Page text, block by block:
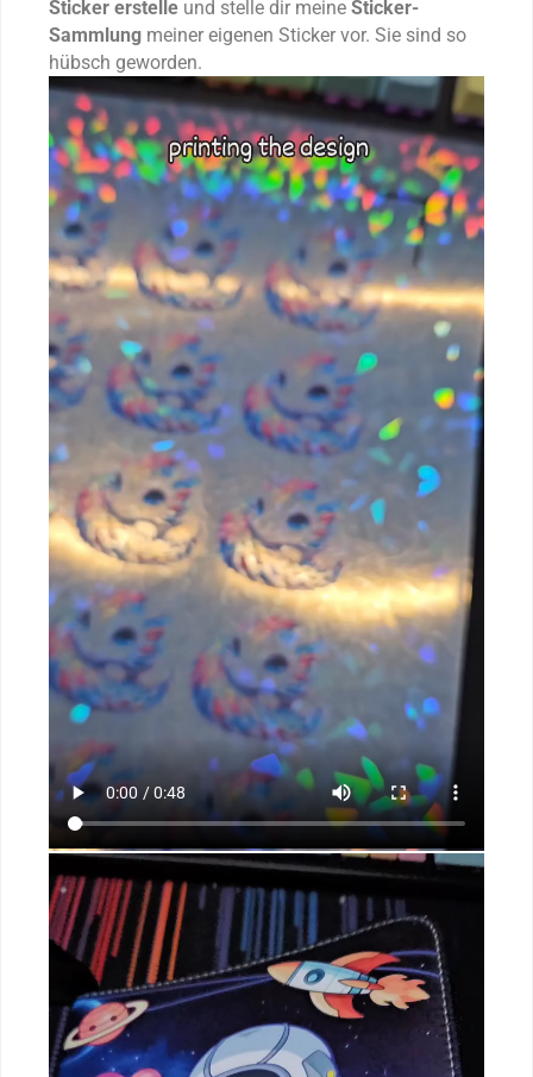
Sticker erstelle und stelle dir meine Sticker-
Sammlung meiner eigenen Sticker vor. Sie sind so
hübsch geworden.